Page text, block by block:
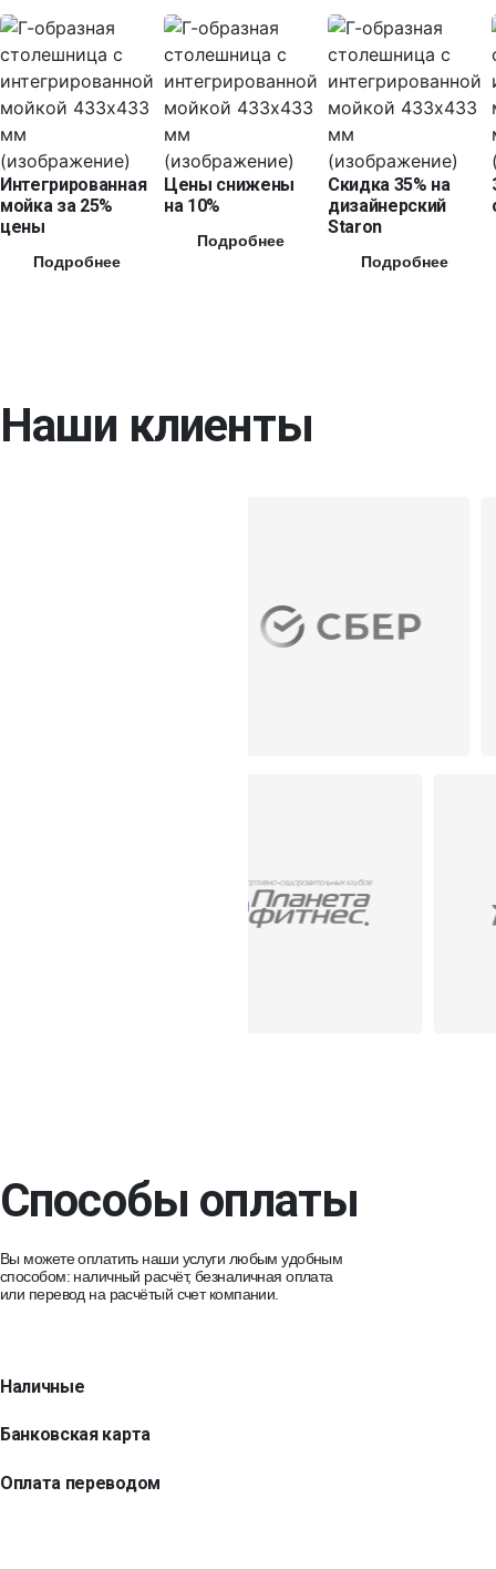
Интегрированная
мойка за 25%
цены
Подробнее
Цены снижены
на 10%
Подробнее
Скидка 35% на
дизайнерский
Staron
Подробнее
Наши клиенты
Способы оплаты
Вы можете оплатить наши услуги любым удобным
способом: наличный расчёт, безналичная оплата
или перевод на расчётый счет компании.
Наличные
Банковская карта
Оплата переводом